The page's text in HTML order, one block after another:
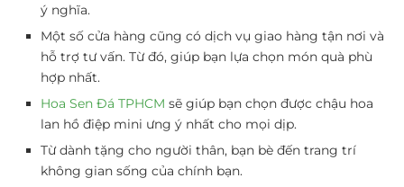
ý nghĩa.
Một số cửa hàng cũng có dịch vụ giao hàng tận nơi và
hỗ trợ tư vấn. Từ đó, giúp bạn lựa chọn món quà phù
hợp nhất.
Hoa Sen Đá TPHCM sẽ giúp bạn chọn được chậu hoa
lan hồ điệp mini ưng ý nhất cho mọi dịp.
Từ dành tặng cho người thân, bạn bè đến trang trí
không gian sống của chính bạn.